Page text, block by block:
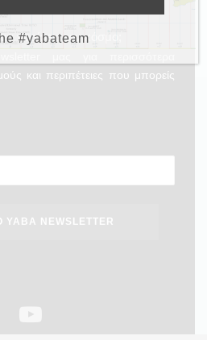
γυρίσεις τον κόσμο;
και περιπέτειες που μπορείς
#yabateam